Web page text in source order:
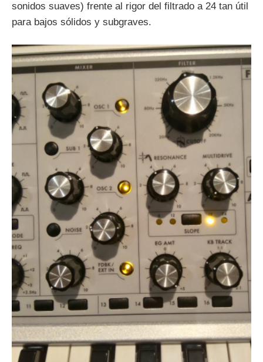
sonidos suaves) frente al rigor del filtrado a 24 tan útil
para bajos sólidos y subgraves.